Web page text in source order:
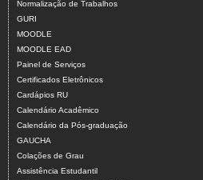
Normalização de Trabalhos
GURI
MOODLE
MOODLE EAD
Painel de Serviços
Certificados Eletrônicos
Cardápios RU
Calendário Acadêmico
Calendário da Pós-graduação
GAUCHA
Colações de Grau
Assistência Estudantil